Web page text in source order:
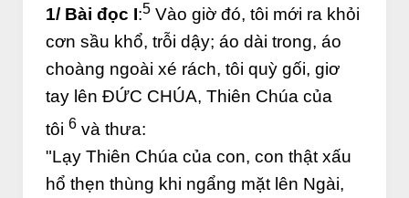
1/ Bài đọc I:5 Vào giờ đó, tôi mới ra khỏi
cơn sầu khổ, trỗi dậy; áo dài trong, áo
choàng ngoài xé rách, tôi quỳ gối, giơ
tay lên ĐỨC CHÚA, Thiên Chúa của
tôi 6 và thưa:
"Lạy Thiên Chúa của con, con thật xấu
hổ thẹn thùng khi ngẩng mặt lên Ngài,